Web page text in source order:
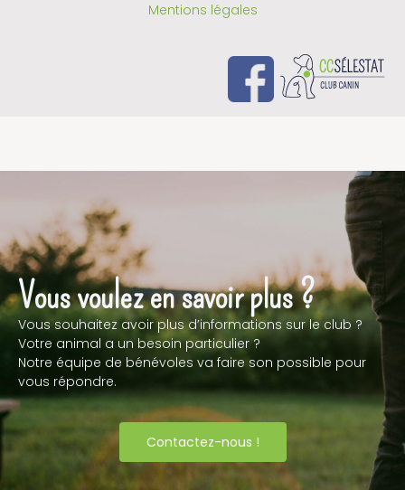
Mentions légales
Vous voulez en savoir plus ?
Vous souhaitez avoir plus d’informations sur le club ?
Votre animal a un besoin particulier ?
Notre équipe de bénévoles va faire son possible pour
vous répondre.
Contactez-nous !